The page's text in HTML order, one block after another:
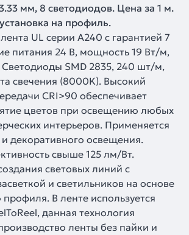
мм, 8 светодиодов. Цена за 1 м.
на профиль.
UL серии A240 с гарантией 7
питания 24 В, мощность 19 Вт/м,
SMD 2835, 240 шт/м,
свечения (8000K). Высокий
CRI>90 обеспечивает
цветов при освещению любых
интерьеров. Применяется
декоративного освещения.
свыше 125 лм/Вт.
световых линий с
и светильников на основе
В ленте используется
данная технология
ленты без пайки и